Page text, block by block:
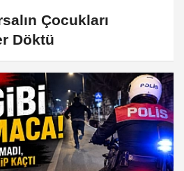
Çocukları
Döktü